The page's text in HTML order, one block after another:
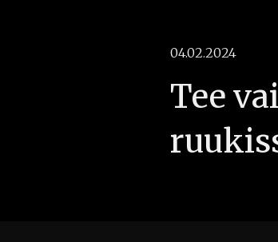
04.02.2024
Tee